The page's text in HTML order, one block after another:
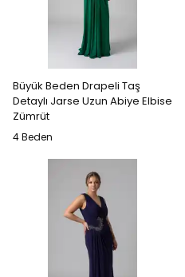
Büyük Beden Drapeli Taş
Detaylı Jarse Uzun Abiye Elbise
Zümrüt
4 Beden